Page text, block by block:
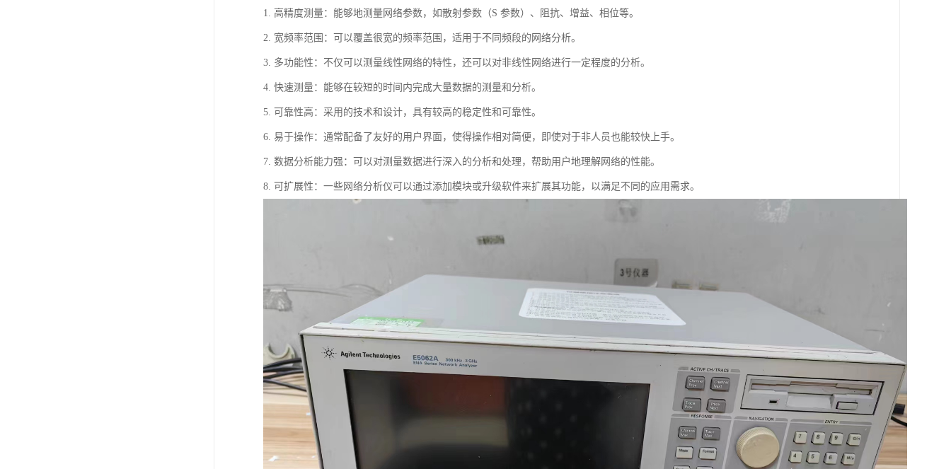
1. 高精度测量：能够地测量网络参数，如散射参数（S 参数）、阻抗、增益、相位等。
2. 宽频率范围：可以覆盖很宽的频率范围，适用于不同频段的网络分析。
3. 多功能性：不仅可以测量线性网络的特性，还可以对非线性网络进行一定程度的分析。
4. 快速测量：能够在较短的时间内完成大量数据的测量和分析。
5. 可靠性高：采用的技术和设计，具有较高的稳定性和可靠性。
6. 易于操作：通常配备了友好的用户界面，使得操作相对简便，即使对于非人员也能较快上手。
7. 数据分析能力强：可以对测量数据进行深入的分析和处理，帮助用户地理解网络的性能。
8. 可扩展性：一些网络分析仪可以通过添加模块或升级软件来扩展其功能，以满足不同的应用需求。